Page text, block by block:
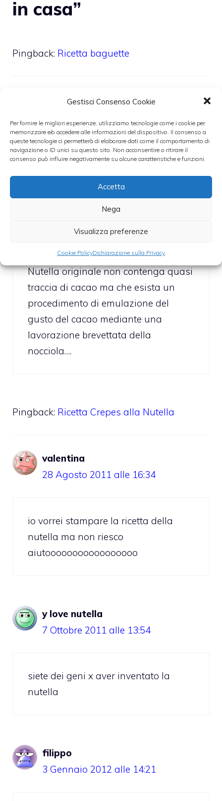
Gestisci Consenso Cookie
Per fornire le migliori esperienze, utilizziamo tecnologie come i cookie per
memorizzare e/o accedere alle informazioni del dispositivo. Il consenso a
queste tecnologie ci permetterà di elaborare dati come il comportamento di
navigazione o ID unici su questo sito. Non acconsentire o ritirare il
consenso può influire negativamente su alcune caratteristiche e funzioni.
Accetta
Nega
Visualizza preferenze
Cookie PolicyDichiarazione sulla Privacy
in casa”
Pingback: Ricetta baguette
Ricetta Ferrero Rocher
stefano
25 Luglio 2010 alle 15:05
Complimenti per la ricetta della simil-
maggiore del sig Ferrero sia che,
come dicono voci chiaccherate, la
Nutella originale non contenga quasi
traccia di cacao ma che esista un
procedimento di emulazione del
gusto del cacao mediante una
lavorazione brevettata della
nocciola….
Pingback: Ricetta Crepes alla Nutella
valentina
28 Agosto 2011 alle 16:34
io vorrei stampare la ricetta della
nutella ma non riesco
aiutooooooooooooooooo
y love nutella
7 Ottobre 2011 alle 13:54
siete dei geni x aver inventato la
nutella
filippo
3 Gennaio 2012 alle 14:21